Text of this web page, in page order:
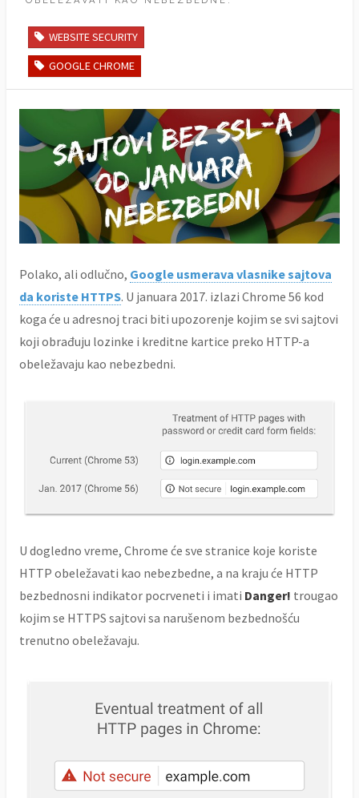
WEBSITE SECURITY
GOOGLE CHROME
Polako, ali odlučno, Google usmerava vlasnike sajtova
da koriste HTTPS. U januara 2017. izlazi Chrome 56 kod
koga će u adresnoj traci biti upozorenje kojim se svi sajtovi
koji obrađuju lozinke i kreditne kartice preko HTTP-a
obeležavaju kao nebezbedni.
U dogledno vreme, Chrome će sve stranice koje koriste
HTTP obeležavati kao nebezbedne, a na kraju će HTTP
bezbednosni indikator pocrveneti i imati Danger! trougao
kojim se HTTPS sajtovi sa narušenom bezbednošću
trenutno obeležavaju.